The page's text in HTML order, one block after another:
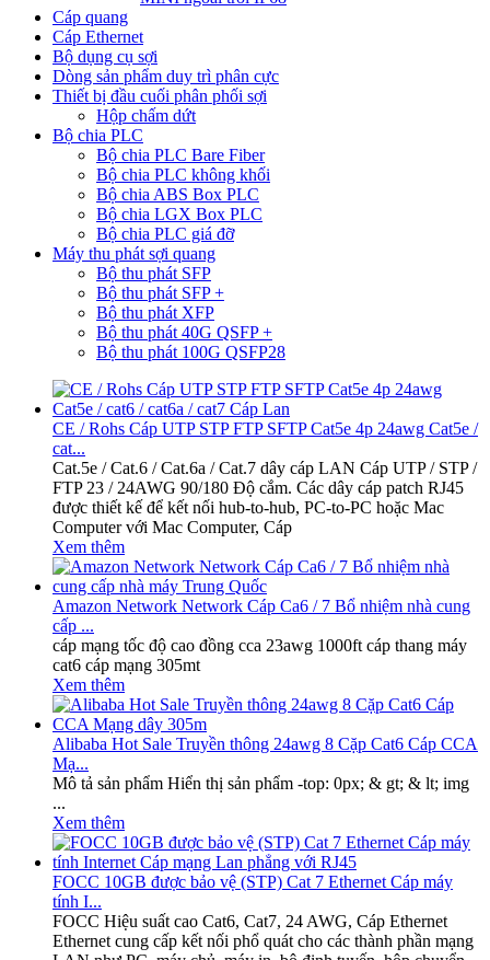
Cáp quang
Cáp Ethernet
Bộ dụng cụ sợi
Dòng sản phẩm duy trì phân cực
Thiết bị đầu cuối phân phối sợi
Hộp chấm dứt
Bộ chia PLC
Bộ chia PLC Bare Fiber
Bộ chia PLC không khối
Bộ chia ABS Box PLC
Bộ chia LGX Box PLC
Bộ chia PLC giá đỡ
Máy thu phát sợi quang
Bộ thu phát SFP
Bộ thu phát SFP +
Bộ thu phát XFP
Bộ thu phát 40G QSFP +
Bộ thu phát 100G QSFP28
CE / Rohs Cáp UTP STP FTP SFTP Cat5e 4p 24awg Cat5e /
cat...
Cat.5e / Cat.6 / Cat.6a / Cat.7 dây cáp LAN Cáp UTP / STP /
FTP 23 / 24AWG 90/180 Độ cắm. Các dây cáp patch RJ45
được thiết kế để kết nối hub-to-hub, PC-to-PC hoặc Mac
Computer với Mac Computer, Cáp
Xem thêm
Amazon Network Network Cáp Ca6 / 7 Bổ nhiệm nhà cung
cấp ...
cáp mạng tốc độ cao đồng cca 23awg 1000ft cáp thang máy
cat6 cáp mạng 305mt
Xem thêm
Alibaba Hot Sale Truyền thông 24awg 8 Cặp Cat6 Cáp CCA
Mạ...
Mô tả sản phẩm Hiển thị sản phẩm -top: 0px; & gt; & lt; img
...
Xem thêm
FOCC 10GB được bảo vệ (STP) Cat 7 Ethernet Cáp máy
tính I...
FOCC Hiệu suất cao Cat6, Cat7, 24 AWG, Cáp Ethernet
Ethernet cung cấp kết nối phổ quát cho các thành phần mạng